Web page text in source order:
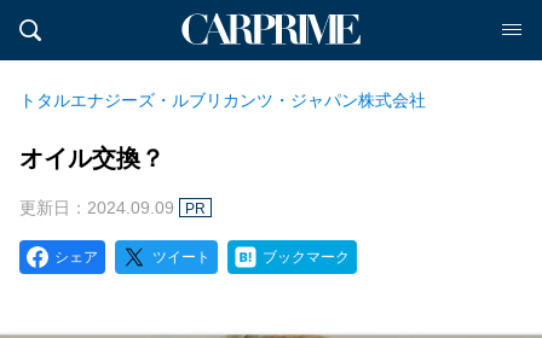
トタルエナジーズ・ルブリカンツ・ジャパン株式会社
オイル交換？
更新日：2024.09.09 PR
シェア ツイート ブックマーク